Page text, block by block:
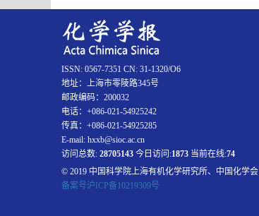
ISSN: 0567-7351 CN: 31-1320/O6
地址：上海市零陵路345号
邮政编码：200032
电话：+086-021-54925242
传真：+086-021-54925285
E-mail: hxxb@sioc.ac.cn
访问总数: 28705143 今日访问:1873 当前在线:74
© 2019 中国科学院上海有机化学研究所、中国化学会
备案号沪ICP备10219309号